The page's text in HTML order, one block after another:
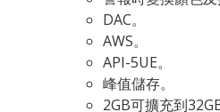
DAC。
AWS。
API-5UE。
峰值儲存。
2GB可擴充到